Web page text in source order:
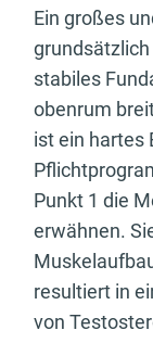
Ein großes
stabiles
obenrum
ist ein hartes
Punkt 1 die
erwähnen.
resultiert in
von